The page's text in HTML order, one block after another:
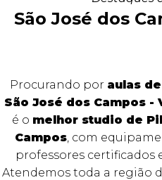
São José dos
Procurando por aulas
São José dos Campos -
é o melhor studio de
Campos, com
professores
Atendemos toda a região